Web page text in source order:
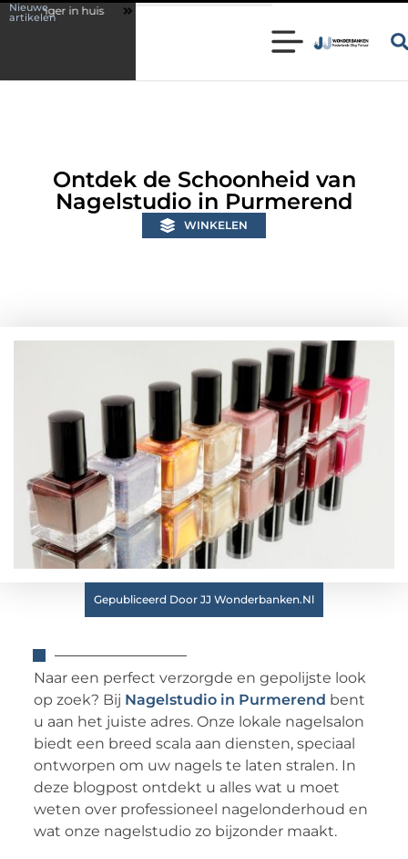
Nieuwe
artikelen
Wonen in een karakteristieke woning in Bunschoten? Controleer of je
Ontdek de Schoonheid van
Nagelstudio in Purmerend
WINKELEN
Gepubliceerd Door JJ Wonderbanken.nl
Naar een perfect verzorgde en gepolijste look
op zoek? Bij Nagelstudio in Purmerend bent
u aan het juiste adres. Onze lokale nagelsalon
biedt een breed scala aan diensten, speciaal
ontworpen om uw nagels te laten stralen. In
deze blogpost ontdekt u alles wat u moet
weten over professioneel nagelonderhoud en
wat onze nagelstudio zo bijzonder maakt.